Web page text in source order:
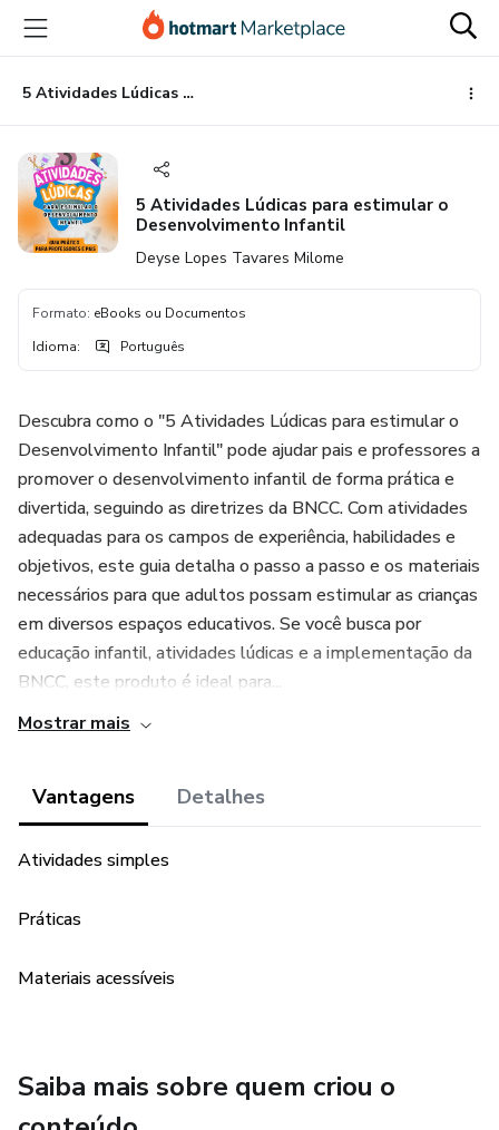
para
conteúdo
principal
para
pagamento
para
rodapé
5 Atividades Lúdicas para estimular o Desenvolvimento Infantil
5 Atividades Lúdicas para estimular o
Desenvolvimento Infantil
Deyse Lopes Tavares Milome
Formato: eBooks ou Documentos
Idioma: Português
Descubra como o "5 Atividades Lúdicas para estimular o
Desenvolvimento Infantil" pode ajudar pais e professores a
promover o desenvolvimento infantil de forma prática e
divertida, seguindo as diretrizes da BNCC. Com atividades
adequadas para os campos de experiência, habilidades e
objetivos, este guia detalha o passo a passo e os materiais
necessários para que adultos possam estimular as crianças
em diversos espaços educativos. Se você busca por
educação infantil, atividades lúdicas e a implementação da
BNCC, este produto é ideal para...
Mostrar mais
Vantagens Detalhes
Atividades simples
Práticas
Materiais acessíveis
Saiba mais sobre quem criou o